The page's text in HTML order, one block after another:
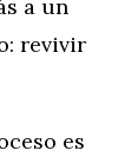
a un
revivir
es